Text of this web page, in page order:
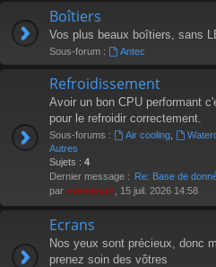
Boîtiers
Vos plus beaux boîtiers, sans
Sous-forum : Antec
Refroidissement
Avoir un bon CPU performant
pour le refroidir correctement.
Sous-forums : Air cooling,
Autres
Sujets : 4
Dernier message : Re: Base de
par eviledeath , 15 juil. 2026 14:58
Ecrans
Nos yeux sont précieux, donc
prenez soin des vôtres